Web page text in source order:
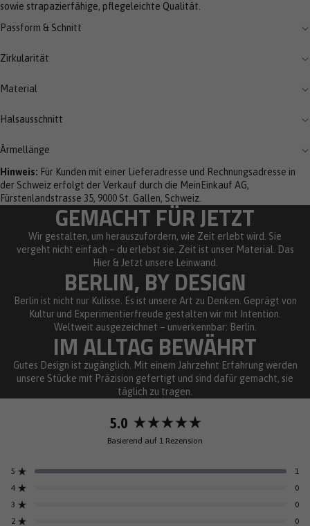
sowie strapazierfähige, pflegeleichte Qualität.
Passform & Schnitt
Zirkularität
Material
Halsausschnitt
Ärmellänge
Hinweis: Für Kunden mit einer Lieferadresse und Rechnungsadresse in
der Schweiz erfolgt der Verkauf durch die MeinEinkauf AG,
Fürstenlandstrasse 35, 9000 St. Gallen, Schweiz.
GEMACHT FÜR JETZT
Wir gestalten, um herauszufordern, wie Zeit erlebt wird. Sie
vergeht nicht einfach – du erlebst sie. Zeit ist unser Material. Das
Hier & Jetzt unsere Leinwand.
BERLIN, BY DESIGN
Berlin ist nicht nur Kulisse. Es ist unsere Art zu Denken. Geprägt von
Kultur und Experimentierfreude gestalten wir mit Intention.
Weltweit ausgezeichnet – unverkennbar: Berlin.
IM ALLTAG BEWÄHRT
Gutes Design ist zugänglich. Mit einem Jahrzehnt Erfahrung werden
unsere Stücke mit Präzision gefertigt und sind dafür gemacht, sie
täglich zu tragen.
5.0
Mit
5.0
5
Basierend auf 1 Rezension
5 Mit von 5 Sternen bewertet 1
5-
Sterne-
4 Mit von 5 Sternen bewertet 0
4-
Sterne-
3 Mit von 5 Sternen bewertet 0
3-
Sterne-
2 Mit von 5 Sternen bewertet 0
2-
Sterne-
1-
Sterne-